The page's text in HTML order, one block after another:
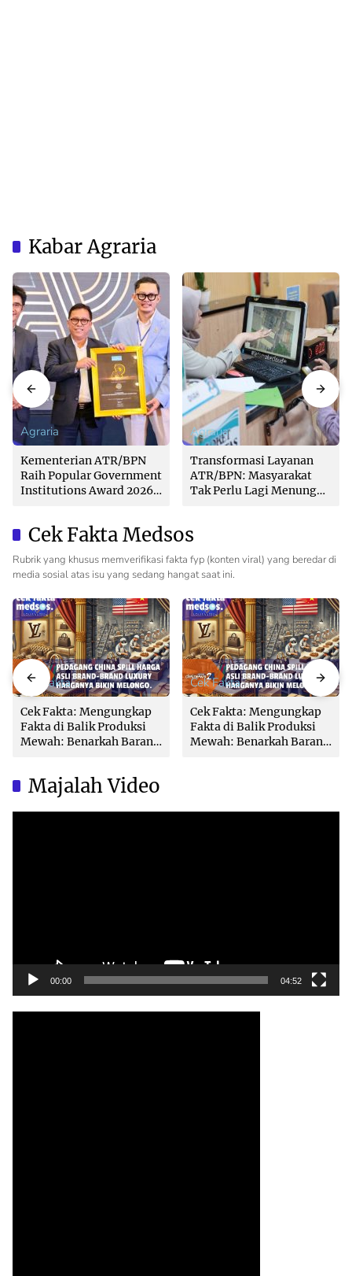
Kabar Agraria
Agraria
Kementerian ATR/BPN
Raih Popular Government
Institutions Award 2026
Agraria
Transformasi Layanan
ATR/BPN: Masyarakat
Tak Perlu Lagi Menunggu
Cek Fakta Medsos
Rubrik yang khusus memverifikasi fakta fyp (konten viral) yang beredar di
media sosial atas isu yang sedang hangat saat ini.
Cek Fakta
Cek Fakta: Mengungkap
Fakta di Balik Produksi
Mewah: Benarkah Barang
Cek Fakta
Cek Fakta: Mengungkap
Fakta di Balik Produksi
Mewah: Benarkah Barang
Majalah Video
00:00 04:52